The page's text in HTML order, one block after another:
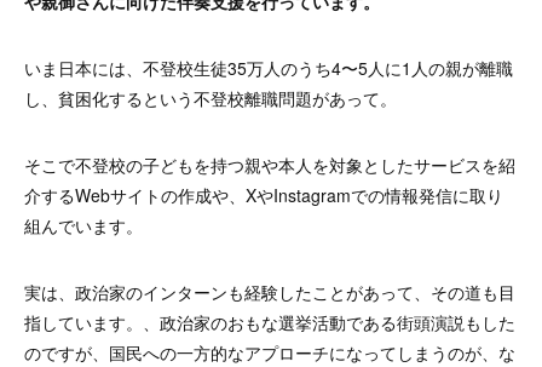
いま日本には、不登校生徒35万人のうち4〜5人に1人の親が離職
し、貧困化するという不登校離職問題があって。
そこで不登校の子どもを持つ親や本人を対象としたサービスを紹
介するWebサイトの作成や、XやInstagramでの情報発信に取り
組んでいます。
実は、政治家のインターンも経験したことがあって、その道も目
指しています。、政治家のおもな選挙活動である街頭演説もした
のですが、国民への一方的なアプローチになってしまうのが、な